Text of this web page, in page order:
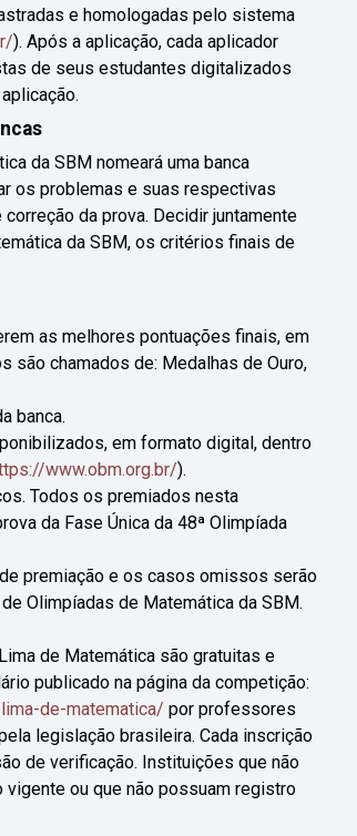
e homologadas pelo sistema
). Após a aplicação, cada aplicador
de seus estudantes digitalizados
da SBM nomeará uma banca
os problemas e suas respectivas
da prova. Decidir juntamente
da SBM, os critérios finais de
as melhores pontuações finais, em
são chamados de: Medalhas de Ouro,
banca.
em formato digital, dentro
www.obm.org.br/).
Todos os premiados nesta
da Fase Única da 48ª Olimpíada
premiação e os casos omissos serão
Olimpíadas de Matemática da SBM.
de Matemática são gratuitas e
publicado na página da competição:
de-matematica/ por professores
legislação brasileira. Cada inscrição
de verificação. Instituições que não
ou que não possuam registro